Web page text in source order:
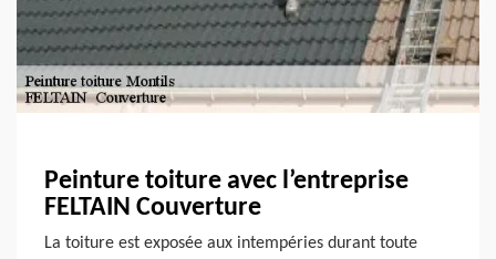
Peinture toiture avec l’entreprise
FELTAIN Couverture
La toiture est exposée aux intempéries durant toute